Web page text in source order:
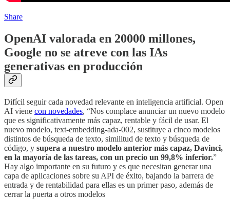
Share
OpenAI valorada en 20000 millones,
Google no se atreve con las IAs
generativas en producción
Difícil seguir cada novedad relevante en inteligencia artificial. Open
AI viene con novedades, “Nos complace anunciar un nuevo modelo
que es significativamente más capaz, rentable y fácil de usar. El
nuevo modelo, text-embedding-ada-002, sustituye a cinco modelos
distintos de búsqueda de texto, similitud de texto y búsqueda de
código, y supera a nuestro modelo anterior más capaz, Davinci,
en la mayoría de las tareas, con un precio un 99,8% inferior.”
Hay algo importante en su futuro y es que necesitan generar una
capa de aplicaciones sobre su API de éxito, bajando la barrera de
entrada y de rentabilidad para ellas es un primer paso, además de
cerrar la puerta a otros modelos